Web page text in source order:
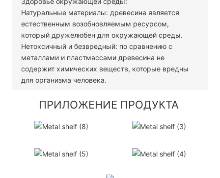
Натуральные материалы: древесина является
естественным возобновляемым ресурсом,
который дружелюбен для окружающей среды.
Нетоксичный и безвредный: по сравнению с
металлами и пластмассами древесина не
содержит химических веществ, которые вредны
для организма человека.
ПРИЛОЖЕНИЕ ПРОДУКТА